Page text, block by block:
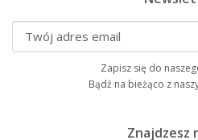
Zapisz się do
Bądź na bieżąco z
Znajdzesz